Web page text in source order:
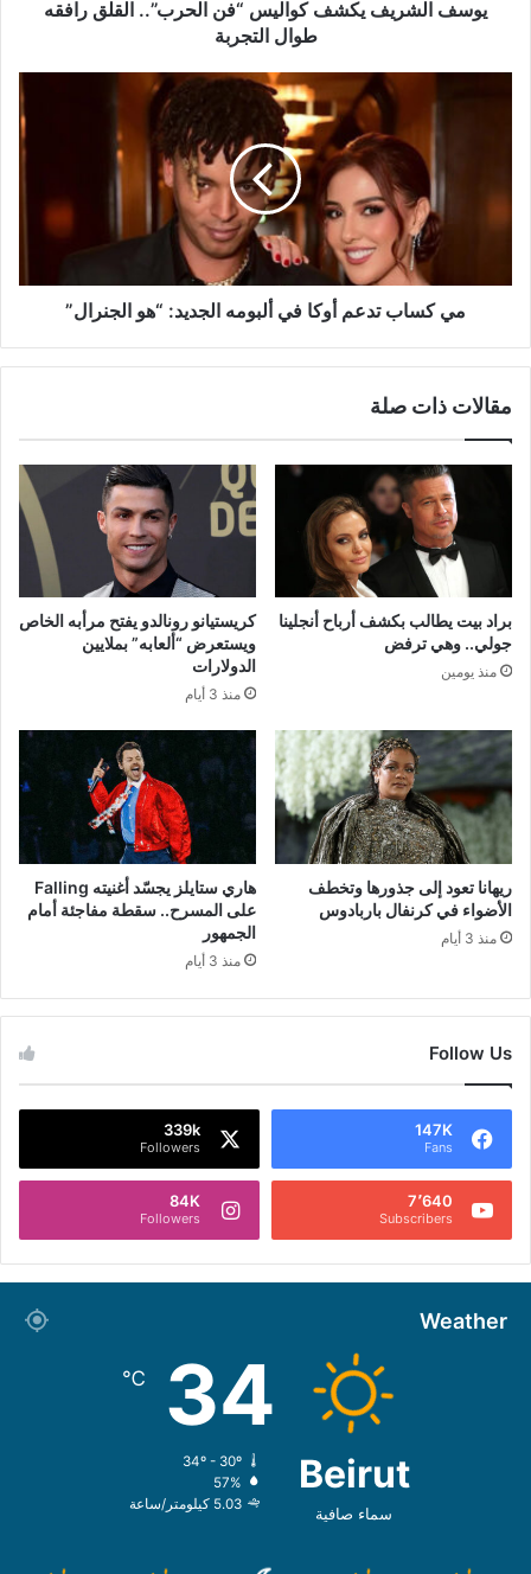
التجربةيوسف الشريف يكشف كواليس “فن الحرب”.. القلق رافقه
طوال التجربة
الجنرال”
مي كساب تدعم أوكا في ألبومه الجديد: “هو الجنرال”
مقالات ذات صلة
براد بيت يطالب بكشف أرباح أنجلينا
جولي.. وهي ترفض
منذ يومين
كريستيانو رونالدو يفتح مرأبه الخاص
ويستعرض “ألعابه” بملايين
الدولارات
منذ 3 أيام
ريهانا تعود إلى جذورها وتخطف
الأضواء في كرنفال باربادوس
منذ 3 أيام
هاري ستايلز يجسّد أغنيته Falling
على المسرح.. سقطة مفاجئة أمام
الجمهور
منذ 3 أيام
Follow Us
147K
Fans
339k
Followers
7٬640
Subscribers
84K
Followers
Weather
Beirut
سماء صافية
34
℃
34º - 30º
57%
5.03 كيلومتر/ساعة